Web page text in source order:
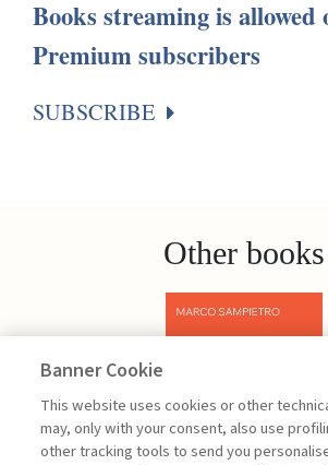
Books streaming is
Premium subscribers
SUBSCRIBE
Other books
Previous
Banner Cookie
This website uses cookies or other
may, only with your consent, also use
other tracking tools to send you